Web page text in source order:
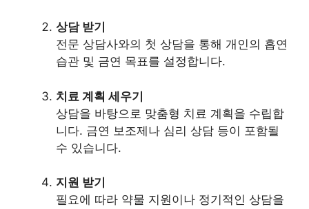
상담 받기
전문 상담사와의 첫 상담을 통해 개인의 흡연
습관 및 금연 목표를 설정합니다.
치료 계획 세우기
상담을 바탕으로 맞춤형 치료 계획을 수립합
니다. 금연 보조제나 심리 상담 등이 포함될
수 있습니다.
지원 받기
필요에 따라 약물 지원이나 정기적인 상담을